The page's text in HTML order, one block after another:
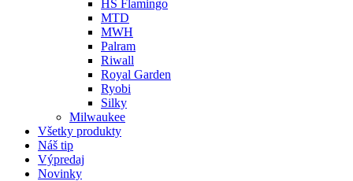
HS Flamingo
MTD
MWH
Palram
Riwall
Royal Garden
Ryobi
Silky
Milwaukee
Všetky produkty
Náš tip
Výpredaj
Novinky